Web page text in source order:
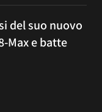
del suo nuovo
Max e batte